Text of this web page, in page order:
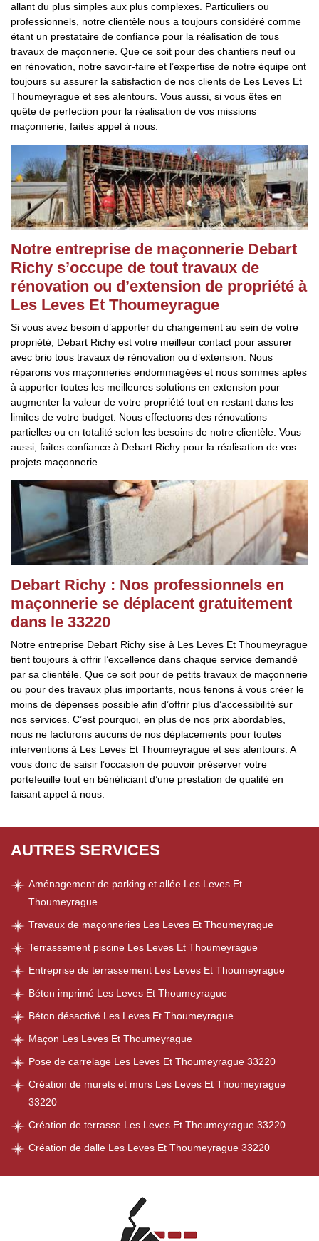
allant du plus simples aux plus complexes. Particuliers ou
professionnels, notre clientèle nous a toujours considéré comme
étant un prestataire de confiance pour la réalisation de tous
travaux de maçonnerie. Que ce soit pour des chantiers neuf ou
en rénovation, notre savoir-faire et l’expertise de notre équipe ont
toujours su assurer la satisfaction de nos clients de Les Leves Et
Thoumeyrague et ses alentours. Vous aussi, si vous êtes en
quête de perfection pour la réalisation de vos missions
maçonnerie, faites appel à nous.
Notre entreprise de maçonnerie Debart
Richy s’occupe de tout travaux de
rénovation ou d’extension de propriété à
Les Leves Et Thoumeyrague
Si vous avez besoin d’apporter du changement au sein de votre
propriété, Debart Richy est votre meilleur contact pour assurer
avec brio tous travaux de rénovation ou d’extension. Nous
réparons vos maçonneries endommagées et nous sommes aptes
à apporter toutes les meilleures solutions en extension pour
augmenter la valeur de votre propriété tout en restant dans les
limites de votre budget. Nous effectuons des rénovations
partielles ou en totalité selon les besoins de notre clientèle. Vous
aussi, faites confiance à Debart Richy pour la réalisation de vos
projets maçonnerie.
Debart Richy : Nos professionnels en
maçonnerie se déplacent gratuitement
dans le 33220
Notre entreprise Debart Richy sise à Les Leves Et Thoumeyrague
tient toujours à offrir l’excellence dans chaque service demandé
par sa clientèle. Que ce soit pour de petits travaux de maçonnerie
ou pour des travaux plus importants, nous tenons à vous créer le
moins de dépenses possible afin d’offrir plus d’accessibilité sur
nos services. C’est pourquoi, en plus de nos prix abordables,
nous ne facturons aucuns de nos déplacements pour toutes
interventions à Les Leves Et Thoumeyrague et ses alentours. A
vous donc de saisir l’occasion de pouvoir préserver votre
portefeuille tout en bénéficiant d’une prestation de qualité en
faisant appel à nous.
AUTRES SERVICES
Aménagement de parking et allée Les Leves Et
Thoumeyrague
Travaux de maçonneries Les Leves Et Thoumeyrague
Terrassement piscine Les Leves Et Thoumeyrague
Entreprise de terrassement Les Leves Et Thoumeyrague
Béton imprimé Les Leves Et Thoumeyrague
Béton désactivé Les Leves Et Thoumeyrague
Maçon Les Leves Et Thoumeyrague
Pose de carrelage Les Leves Et Thoumeyrague 33220
Création de murets et murs Les Leves Et Thoumeyrague
33220
Création de terrasse Les Leves Et Thoumeyrague 33220
Création de dalle Les Leves Et Thoumeyrague 33220